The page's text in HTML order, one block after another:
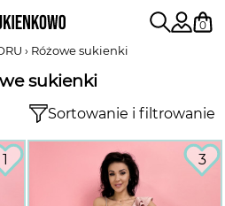
Sukienki
SUKIENKI
0
Różowe sukienki
sukienki
Sortowanie i filtrowanie
1 3